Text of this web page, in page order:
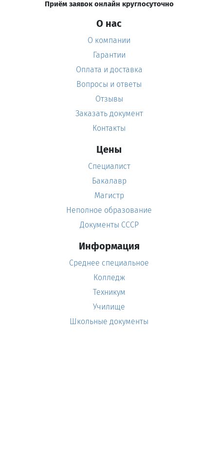
Приём заявок онлайн круглосуточно
О нас
О компании
Гарантии
Оплата и доставка
Вопросы и ответы
Отзывы
Заказать документ
Контакты
Цены
Специалист
Бакалавр
Магистр
Неполное образование
Документы СССР
Информация
Среднее специальное
Колледж
Техникум
Училище
Школьные документы